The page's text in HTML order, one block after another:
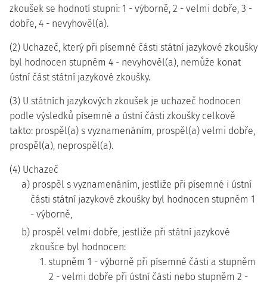
zkoušek se hodnotí stupni: 1 - výborně, 2 - velmi dobře, 3 -
dobře, 4 - nevyhověl(a).
(2) Uchazeč, který při písemné části státní jazykové zkoušky
byl hodnocen stupněm 4 - nevyhověl(a), nemůže konat
ústní část státní jazykové zkoušky.
(3) U státních jazykových zkoušek je uchazeč hodnocen
podle výsledků písemné a ústní části zkoušky celkově
takto: prospěl(a) s vyznamenáním, prospěl(a) velmi dobře,
prospěl(a), neprospěl(a).
(4) Uchazeč
a) prospěl s vyznamenáním, jestliže při písemné i ústní
části státní jazykové zkoušky byl hodnocen stupněm 1
- výborně,
b) prospěl velmi dobře, jestliže při státní jazykové
zkoušce byl hodnocen:
1. stupněm 1 - výborně při písemné části a stupněm
2 - velmi dobře při ústní části nebo stupněm 2 -